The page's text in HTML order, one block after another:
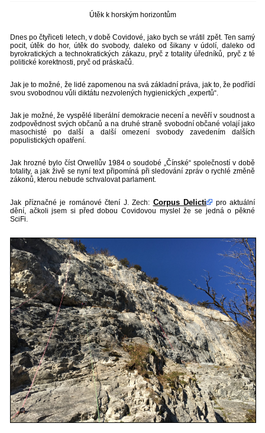
Útěk k horským horizontům
Dnes po čtyřiceti letech, v době Covidové, jako bych se vrátil zpět. Ten samý
pocit, útěk do hor, útěk do svobody, daleko od šikany v údolí, daleko od
byrokratických a technokratických zákazu, pryč z totality úředníků, pryč z té
politické korektnosti, pryč od práskačů.
Jak je to možné, že lidé zapomenou na svá základní práva, jak to, že podřídí
svou svobodnou vůli diktátu nezvolených hygienických „expertů“.
Jak je možné, že vyspělé liberální demokracie necení a nevěří v soudnost a
zodpovědnost svých občanů a na druhé straně svobodní občané volají jako
masochisté po další a další omezení svobody zavedením dalších
populistických opatření.
Jak hrozné bylo číst Orwellův 1984 o soudobé „Čínské“ společností v době
totality, a jak živě se nyní text připomíná při sledování zpráv o rychlé změně
zákonů, kterou nebude schvalovat parlament.
Jak příznačné je románové čtení J. Zech: Corpus Delicti
pro aktuální
dění, ačkoli jsem si před dobou Covidovou myslel že se jedná o pěkné
SciFi.